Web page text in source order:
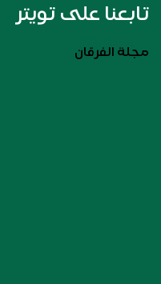
تابعنا على تويتر
مجلة الفرقان